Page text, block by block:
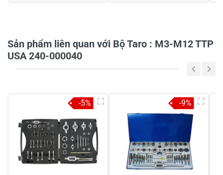
Tiêu đề của nhận xét *
Sản phẩm liên quan với Bộ Taro : M3-M12 TTP
USA 240-000040
-5% -9%